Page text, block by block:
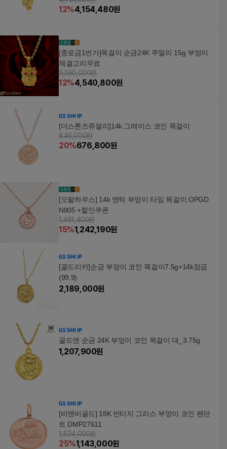
12%4,154,480원
[종로금1번가]목걸이 순금24K 주얼리 15g 부엉이
체결고리무료
5,160,000원
12%4,540,800원
[더스톤즈쥬얼리]14k 그레이스 코인 목걸이
846,000원
20%676,800원
[오팔하우스] 14k 엔틱 부엉이 타임 목걸이 OPGD
N805 +할인쿠폰
1,461,400원
15%1,242,190원
[골드리카]순금 부엉이 코인 목걸이7.5g+14k잠금
(99.9)
2,189,000원
골드앤 순금 24K 부엉이 코인 목걸이 대_3.75g
1,207,900원
[비앤비골드] 18K 빈티지 그리스 부엉이 코인 펜던
트 DMP27611
1,524,000원
25%1,143,000원